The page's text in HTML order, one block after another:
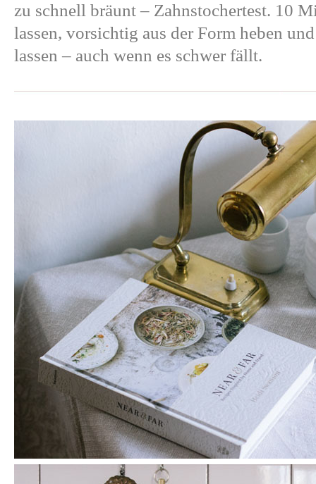
zu schnell bräunt – Zahnstochertest. 10
lassen, vorsichtig aus der Form heben
lassen – auch wenn es schwer fällt.